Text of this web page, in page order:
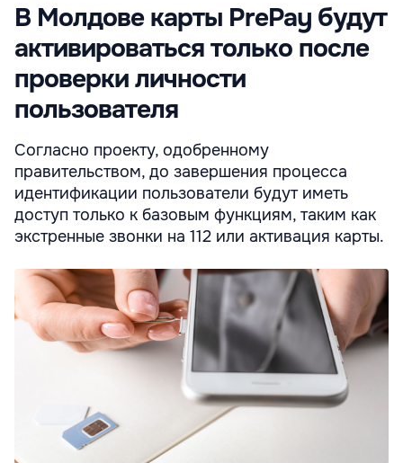
В Молдове карты PrePay будут
активироваться только после
проверки личности
пользователя
Согласно проекту, одобренному
правительством, до завершения процесса
идентификации пользователи будут иметь
доступ только к базовым функциям, таким как
экстренные звонки на 112 или активация карты.